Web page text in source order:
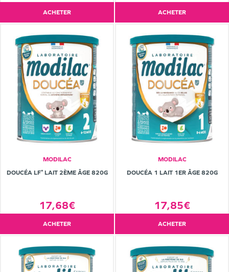
ACHETER ACHETER
MODILAC
DOUCÉA LF⁺ LAIT 2ÈME ÂGE 820G
17,68€
ACHETER
MODILAC
DOUCÉA 1 LAIT 1ER ÂGE 820G
17,85€
ACHETER